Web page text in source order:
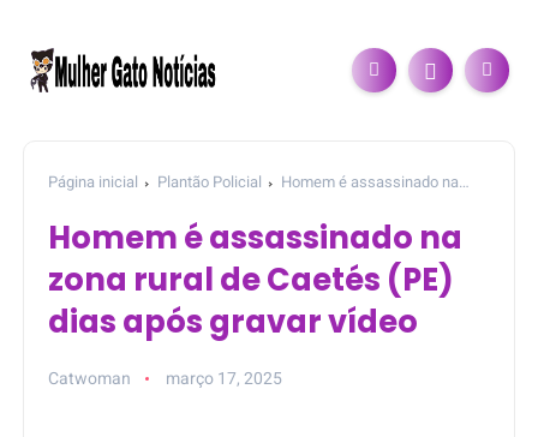
Página inicial Plantão Policial
Homem é assassinado na
Homem é assassinado na
zona rural de Caetés (PE)
dias após gravar vídeo
Catwoman março 17, 2025